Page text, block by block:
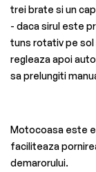
trei brate si un
- daca sirul este
tuns rotativ pe sol
regleaza apoi
sa prelungiti
Motocoasa este
faciliteaza
demarorului.